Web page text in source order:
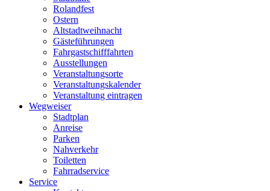
Rolandfest
Ostern
Altstadtweihnacht
Gästeführungen
Fahrgastschifffahrten
Ausstellungen
Veranstaltungsorte
Veranstaltungskalender
Veranstaltung eintragen
Wegweiser
Stadtplan
Anreise
Parken
Nahverkehr
Toiletten
Fahrradservice
Service